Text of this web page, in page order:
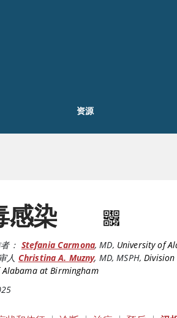
资源
感染
： Stefania Carmona,MD, University of
人 Christina A. Muzny, MD, MSPH,
Alabama at Birmingham